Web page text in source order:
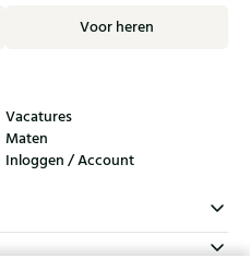
Voor heren
Vacatures
Maten
Inloggen / Account